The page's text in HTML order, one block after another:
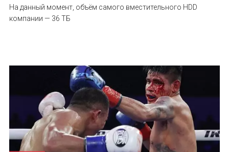
На данный момент, объём самого вместительного HDD
компании — 36 ТБ